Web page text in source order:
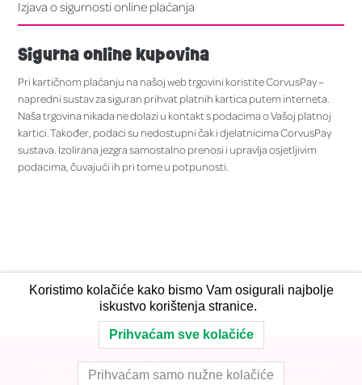
Izjava o sigurnosti online plaćanja
Sigurna online kupovina
Pri kartičnom plaćanju na našoj web trgovini koristite CorvusPay –
napredni sustav za siguran prihvat platnih kartica putem interneta.
Naša trgovina nikada ne dolazi u kontakt s podacima o Vašoj platnoj
kartici. Također, podaci su nedostupni čak i djelatnicima CorvusPay
sustava. Izolirana jezgra samostalno prenosi i upravlja osjetljivim
podacima, čuvajući ih pri tome u potpunosti.
©Trgovina Melita 2026. Sva prava pridržana. Dizajn i razvoj
stranice, dizajn vizualnog identiteta: Code magnet d.o.o.
Koristimo kolačiće kako bismo Vam osigurali najbolje
iskustvo korištenja stranice.
Prihvaćam sve kolačiće
Prihvaćam samo nužne kolačiće